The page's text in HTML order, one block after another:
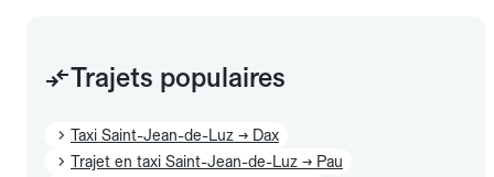
Trajets populaires
Taxi Saint-Jean-de-Luz → Dax
Trajet en taxi Saint-Jean-de-Luz → Pau